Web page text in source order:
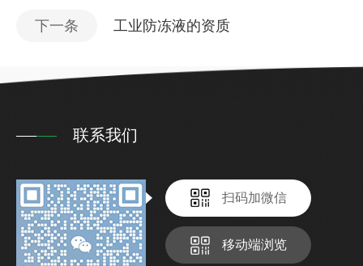
下一条 工业防冻液的资质
联系我们
扫码加微信
移动端浏览